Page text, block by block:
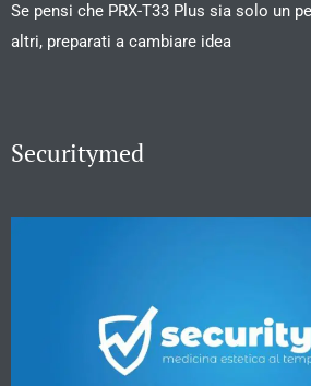
Se pensi che PRX-T33 Plus sia solo un
altri, preparati a cambiare idea
Securitymed